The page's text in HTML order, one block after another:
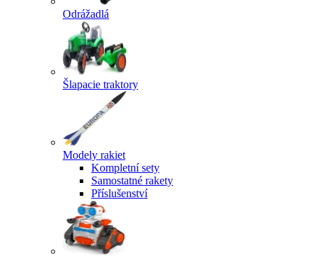
Odrážadlá
Šlapacie traktory
Modely rakiet
Kompletní sety
Samostatné rakety
Příslušenství